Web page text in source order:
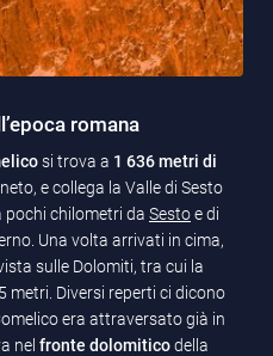
romana
si trova a 1 636 metri di
e collega la Valle di Sesto
pochi chilometri da Sestoe di
Una volta arrivati in cima,
sulle Dolomiti, tra cui la
metri. Diversi reperti ci dicono
era attraversato già in
nel fronte dolomiticodella